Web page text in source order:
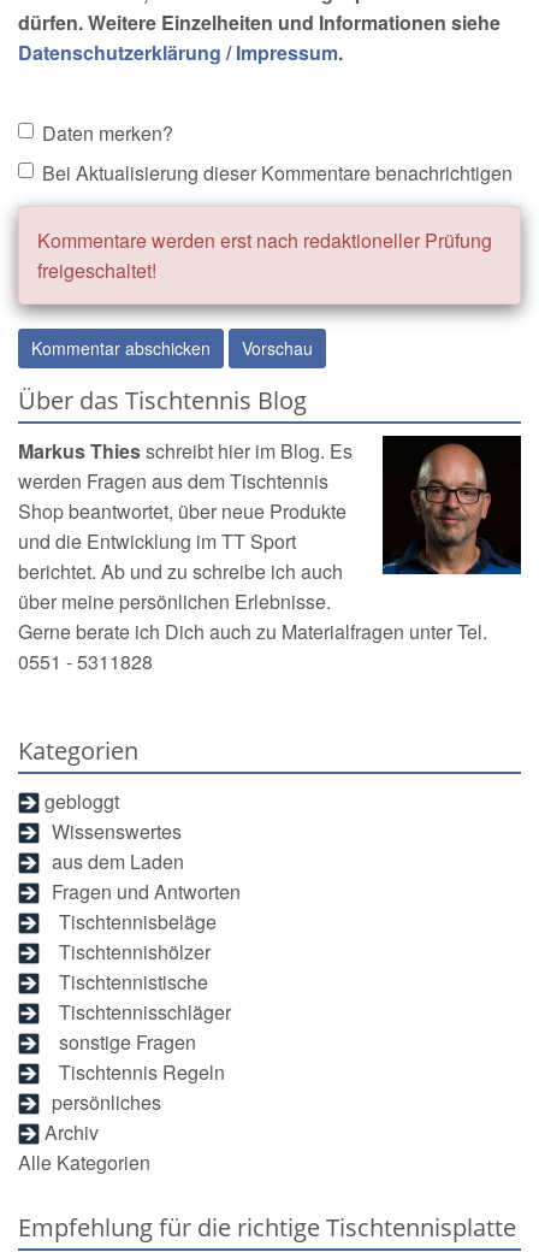
dürfen. Weitere Einzelheiten und Informationen siehe
Datenschutzerklärung / Impressum.
Daten merken?
Bei Aktualisierung dieser Kommentare benachrichtigen
Kommentare werden erst nach redaktioneller Prüfung
freigeschaltet!
Über das Tischtennis Blog
Markus Thiesschreibt hier im Blog. Es
werden Fragen aus demTischtennis
Shopbeantwortet, über neue Produkte
und die Entwicklung im TT Sport
berichtet. Ab und zu schreibe ich auch
über meine persönlichen Erlebnisse.
Gerne berate ich Dich auch zu Materialfragen unter Tel.
0551 - 5311828
Kategorien
gebloggt
Wissenswertes
aus dem Laden
Fragen und Antworten
Tischtennisbeläge
Tischtennishölzer
Tischtennistische
Tischtennisschläger
sonstige Fragen
Tischtennis Regeln
persönliches
Archiv
Alle Kategorien
Empfehlung für die richtige Tischtennisplatte